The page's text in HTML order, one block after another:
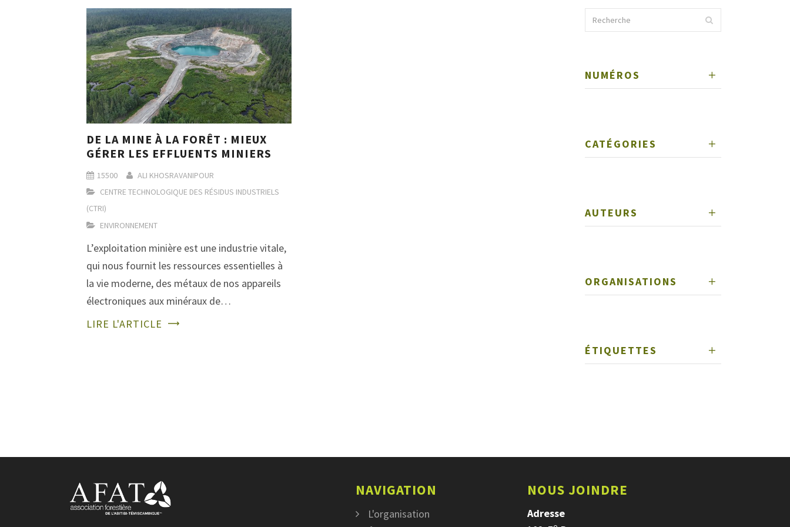
DE LA MINE À LA FORÊT : MIEUX
GÉRER LES EFFLUENTS MINIERS
15500
ALI KHOSRAVANIPOUR
CENTRE TECHNOLOGIQUE DES RÉSIDUS INDUSTRIELS
(CTRI)
ENVIRONNEMENT
L’exploitation minière est une industrie vitale,
qui nous fournit les ressources essentielles à
la vie moderne, des métaux de nos appareils
électroniques aux minéraux de…
LIRE L'ARTICLE
NUMÉROS
CATÉGORIES
AUTEURS
ORGANISATIONS
ÉTIQUETTES
NAVIGATION
L'organisation
NOUS JOINDRE
Adresse